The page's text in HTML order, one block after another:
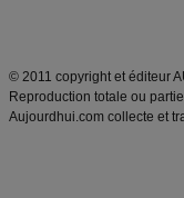
© 2011 copyright et éditeur
Reproduction totale ou
Aujourdhui.com collecte et